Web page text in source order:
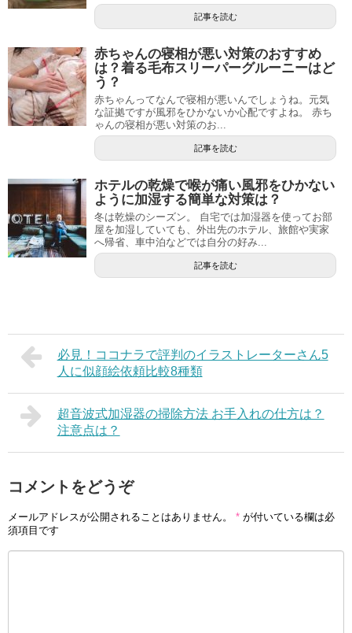
記事を読む
赤ちゃんの寝相が悪い対策のおすすめ
は？着る毛布スリーパーグルーニーはど
う？
赤ちゃんってなんで寝相が悪いんでしょうね。元気
な証拠ですが風邪をひかないか心配ですよね。 赤ち
ゃんの寝相が悪い対策のお...
記事を読む
ホテルの乾燥で喉が痛い風邪をひかない
ように加湿する簡単な対策は？
冬は乾燥のシーズン。 自宅では加湿器を使ってお部
屋を加湿していても、外出先のホテル、旅館や実家
へ帰省、車中泊などでは自分の好み...
記事を読む
必見！ココナラで評判のイラストレーターさん5
人に似顔絵依頼比較8種類
超音波式加湿器の掃除方法 お手入れの仕方は？
注意点は？
コメントをどうぞ
メールアドレスが公開されることはありません。 * が付いている欄は必
須項目です